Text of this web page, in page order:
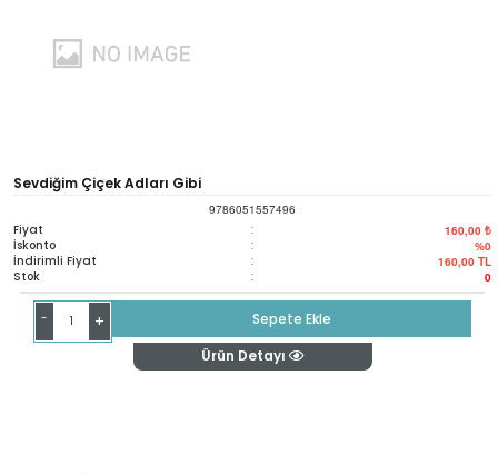
Sevdiğim Çiçek Adları Gibi
9786051557496
Fiyat : 160,00 ₺
İskonto : %0
İndirimli Fiyat : 160,00 TL
Stok : 0
- +
Sepete Ekle
Ürün Detayı